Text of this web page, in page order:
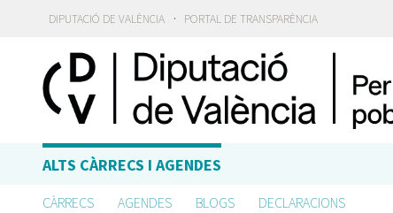
DIPUTACIÓ DE VALÈNCIA · PORTAL DE TRANSPARÈNCIA
ALTS CÀRRECS I AGENDES
CÀRRECS AGENDES BLOGS DECLARACIONS